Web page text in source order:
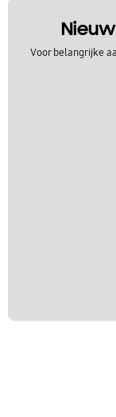
Voor belangrijke